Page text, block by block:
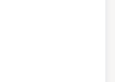
с предложением
удобном и